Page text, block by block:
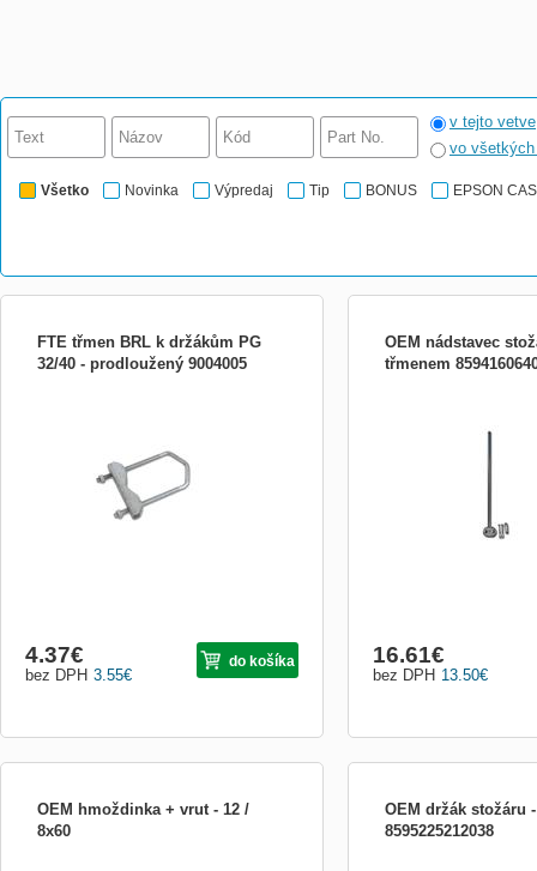
v tejto vetve
vo
Všetko Novinka Výpredaj Tip BONUS EPSON
FTE třmen BRL k držákům PG
32/40 - prodloužený 9004005
3.55€
bez DPH
4.37€ do košíka
OEM nádstavec
třmenem
13.50€
bez DPH
16.61€
OEM hmoždinka + vrut - 12 /
8x60
OEM držák stožáru
8595225212038